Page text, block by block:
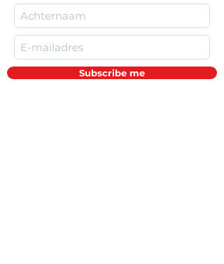
Subscribe me